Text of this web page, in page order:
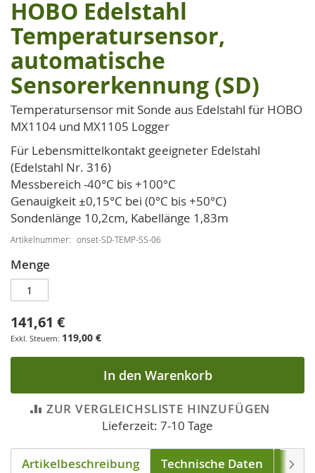
Zum
Anfang
der
Bildgalerie
springen
HOBO Edelstahl
Temperatursensor,
automatische
Sensorerkennung (SD)
Temperatursensor mit Sonde aus Edelstahl für HOBO
MX1104 und MX1105 Logger
Für Lebensmittelkontakt geeigneter Edelstahl
(Edelstahl Nr. 316)
Messbereich -40°C bis +100°C
Genauigkeit ±0,15°C bei (0°C bis +50°C)
Sondenlänge 10,2cm, Kabellänge 1,83m
Artikelnummer onset-SD-TEMP-SS-06
Menge
141,61 €
119,00 €
In den Warenkorb
ZUR VERGLEICHSLISTE HINZUFÜGEN
Lieferzeit: 7-10 Tage
Artikelbeschreibung Technische Daten